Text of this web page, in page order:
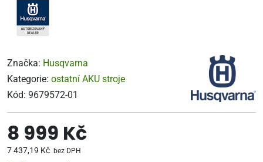
Značka: Husqvarna
Kategorie: ostatní AKU stroje
Kód: 9679572-01
8 999 Kč
7 437,19 Kč bez DPH